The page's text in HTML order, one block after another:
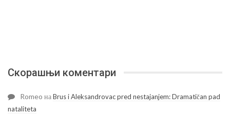
Скорашњи коментари
Romeo наBrus i Aleksandrovac pred nestajanjem: Dramatičan pad
nataliteta